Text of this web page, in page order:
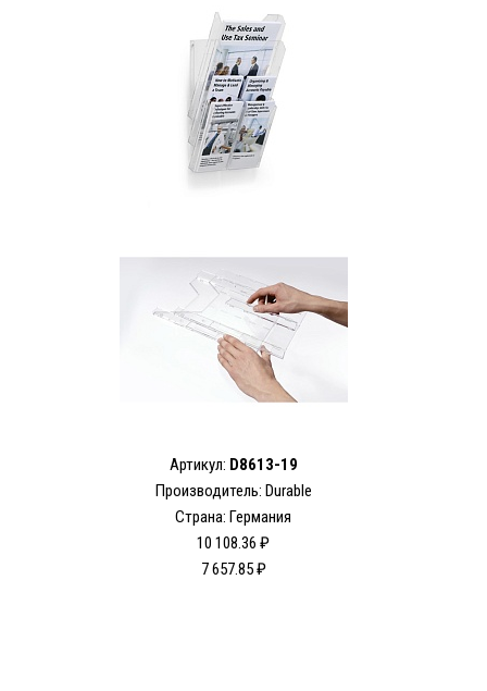
Артикул: D8613-19
Производитель: Durable
Страна: Германия
10 108.36 ₽
7 657.85 ₽